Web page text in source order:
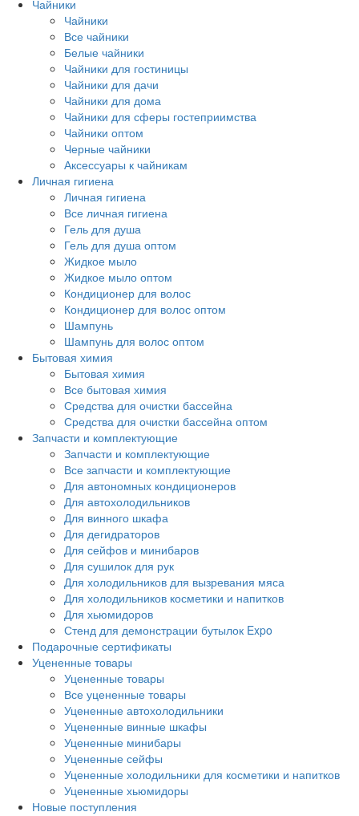
Чайники
Чайники
Все чайники
Белые чайники
Чайники для гостиницы
Чайники для дачи
Чайники для дома
Чайники для сферы гостеприимства
Чайники оптом
Черные чайники
Аксессуары к чайникам
Личная гигиена
Личная гигиена
Все личная гигиена
Гель для душа
Гель для душа оптом
Жидкое мыло
Жидкое мыло оптом
Кондиционер для волос
Кондиционер для волос оптом
Шампунь
Шампунь для волос оптом
Бытовая химия
Бытовая химия
Все бытовая химия
Средства для очистки бассейна
Средства для очистки бассейна оптом
Запчасти и комплектующие
Запчасти и комплектующие
Все запчасти и комплектующие
Для автономных кондиционеров
Для автохолодильников
Для винного шкафа
Для дегидраторов
Для сейфов и минибаров
Для сушилок для рук
Для холодильников для вызревания мяса
Для холодильников косметики и напитков
Для хьюмидоров
Стенд для демонстрации бутылок Expo
Подарочные сертификаты
Уцененные товары
Уцененные товары
Все уцененные товары
Уцененные автохолодильники
Уцененные винные шкафы
Уцененные минибары
Уцененные сейфы
Уцененные холодильники для косметики и напитков
Уцененные хьюмидоры
Новые поступления